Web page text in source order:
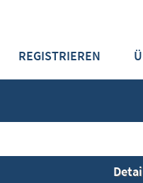
REGISTRIEREN